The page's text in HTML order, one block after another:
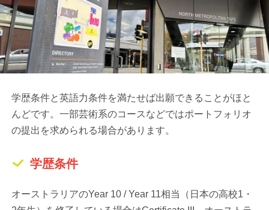
学歴条件と英語力条件を満たせば出願できることがほと
んどです。一部芸術系のコースなどではポートフォリオ
の提出を求められる場合があります。
学歴条件
オーストラリアのYear 10 / Year 11相当（日本の高校1・